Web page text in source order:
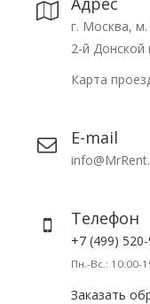
г. Москва, м.
2-й Донской
Карта
E-mail
Телефон
+7 (499)
Пн.-Вс.: 10:00-
Заказать